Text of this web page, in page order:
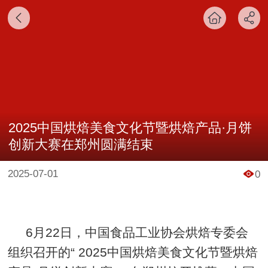
2025中国烘焙美食文化节暨烘焙产品·月饼
创新大赛在郑州圆满结束
2025-07-01 0
6月22日，中国食品工业协会烘焙专委会
组织召开的“ 2025中国烘焙美食文化节暨烘焙